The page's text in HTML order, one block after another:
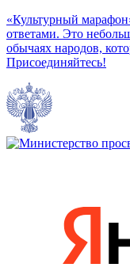
«Культурный
ответами. Это
обычаях народов,
Присоединяйтесь!